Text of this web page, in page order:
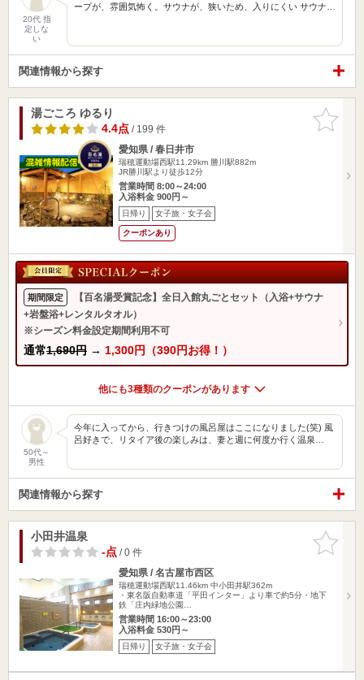
20代 指
定しな
い
ープが、雰囲気怖く。サウナが、狭いため、入りにくい サウナ…
関連情報から探す
お気に入
りに追加
湯ごころ ゆるり
4.4点/ 199 件
愛知県 / 春日井市
瑞穂運動場西駅11.29km 勝川駅882m
JR勝川駅より徒歩12分
営業時間 8:00～24:00
入浴料金 900円～
日帰り 女子旅・女子会
クーポンあり
期間限定
【百名湯受賞記念】全日入館丸ごとセット（入浴+サウナ
+岩盤浴+レンタルタオル）
※シーズン料金設定期間利用不可
通常1,690円 → 1,300円（390円お得！）
他にも3種類のクーポンがあります
50代～
男性
今年に入ってから、行きつけの風呂屋はここになりました(笑) 風
呂好きで、リタイア後の楽しみは、妻と週に何度か行く温泉…
関連情報から探す
お気に入
りに追加
小田井温泉
-点/ 0 件
愛知県 / 名古屋市西区
瑞穂運動場西駅11.46km 中小田井駅362m
・東名阪自動車道「平田インター」より車で約5分・地下
鉄「庄内緑地公園…
営業時間 16:00～23:00
入浴料金 530円～
日帰り 女子旅・女子会